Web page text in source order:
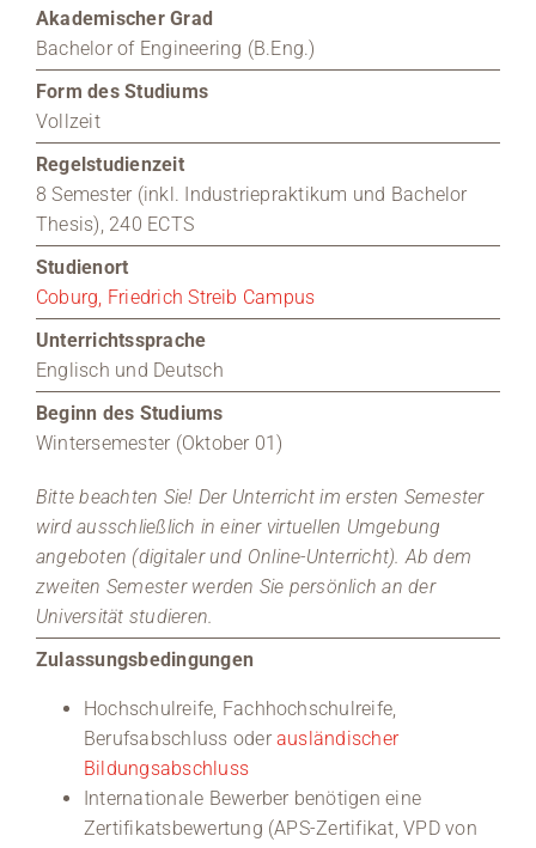
Veranstaltungen
Akademischer Grad
Bachelor of Engineering (B.Eng.)
Form des Studiums
Vollzeit
Regelstudienzeit
8 Semester (inkl. Industriepraktikum und Bachelor
Thesis), 240 ECTS
Studienort
Coburg, Friedrich Streib Campus
Unterrichtssprache
Englisch und Deutsch
Beginn des Studiums
Wintersemester (Oktober 01)
Bitte beachten Sie! Der Unterricht im ersten Semester
wird ausschließlich in einer virtuellen Umgebung
angeboten (digitaler und Online-Unterricht). Ab dem
zweiten Semester werden Sie persönlich an der
Universität studieren.
Zulassungsbedingungen
Hochschulreife, Fachhochschulreife,
Berufsabschluss oder ausländischer
Bildungsabschluss
Internationale Bewerber benötigen eine
Zertifikatsbewertung (APS-Zertifikat, VPD von